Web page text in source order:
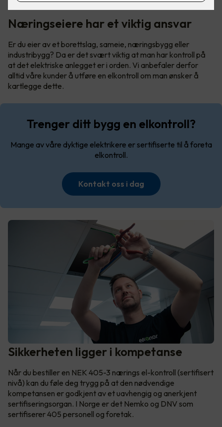
Næringseiere har et viktig ansvar
Er du eier av et borettslag, sameie, næringsbygg eller
industribygg? Da er det svært viktig at man har kontroll på
at det elektriske anlegget er i orden. Vi anbefaler derfor
alltid våre kunder å utføre en elkontroll om man ønsker å
kartlegge dette.
Trenger ditt bygg en elkontroll?
Mange av våre dyktige elektrikere er sertifiserte til å foreta
elkontroll.
Kontakt oss i dag
Sikkerheten ligger i kompetanse
Når du bestiller en NEK 405-3 nærings el-kontroll (sertifisert
nivå) kan du føle deg trygg på at den nødvendige
kompetansen er godkjent av et uavhengig og anerkjent
sertifiseringsorgan. I Norge er det Nemko og DNV som
sertifiserer 405 personell og foretak.